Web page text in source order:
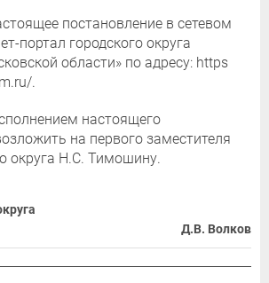
постановление в сетевом
портал городского округа
области» по адресу: https
.
настоящего
на первого заместителя
округа Н.С. Тимошину.
Д.В. Волков